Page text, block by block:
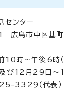
センター
島市中区基町
10時～午後6時（
及び12月29日～1
3329（代表）